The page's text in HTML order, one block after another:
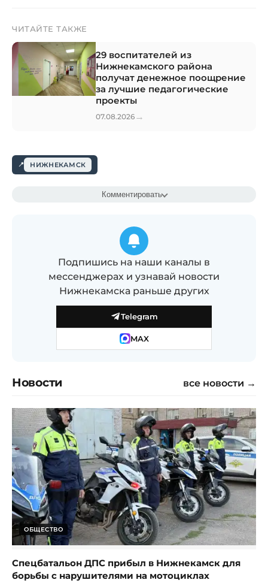
ЧИТАЙТЕ ТАКЖЕ
29 воспитателей из
Нижнекамского района
получат денежное поощрение
за лучшие педагогические
проекты
07.08.2026 →
НИЖНЕКАМСК
Комментировать
Подпишись на наши каналы в
мессенджерах и узнавай новости
Нижнекамска раньше других
Telegram
MAX
Новости все новости →
ОБЩЕСТВО
Спецбатальон ДПС прибыл в Нижнекамск для
борьбы с нарушителями на мотоциклах